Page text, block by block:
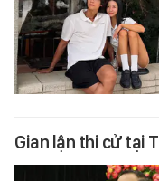
Gian lận thi cử tại